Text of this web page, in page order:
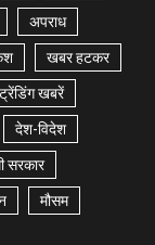
अपराध
खबर हटकर
ट्रेंडिंग खबरें
देश-विदेश
सरकार
मौसम